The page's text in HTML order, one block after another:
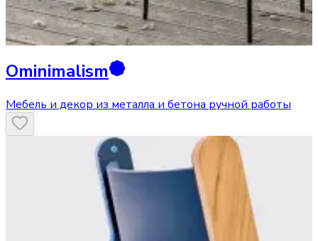
Ominimalism
Мебель и декор из металла и бетона ручной работы